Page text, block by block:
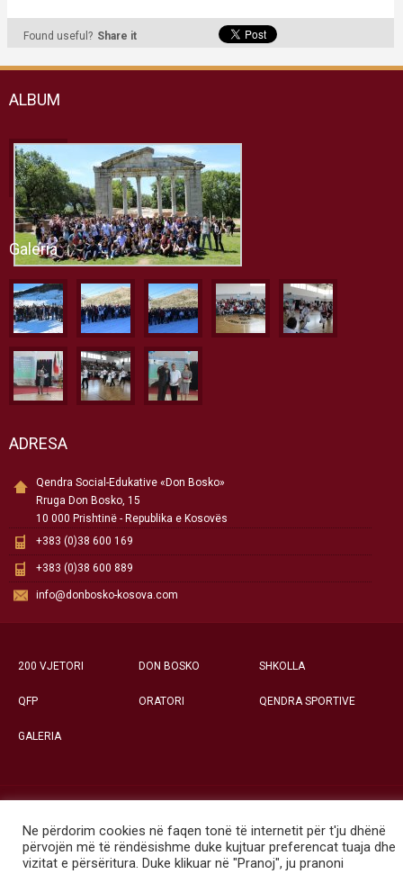
Found useful? Share it
ALBUM
Galeria
ADRESA
Qendra Social-Edukative «Don Bosko»
Rruga Don Bosko, 15
10 000 Prishtinë - Republika e Kosovës
+383 (0)38 600 169
+383 (0)38 600 889
info@donbosko-kosova.com
200 VJETORI DON BOSKO SHKOLLA
QFP ORATORI QENDRA SPORTIVE
GALERIA
Qendra Social-Edukative «Don Bosko» - Prishtinë
Ne përdorim cookies në faqen tonë të internetit për t'ju dhënë
përvojën më të rëndësishme duke kujtuar preferencat tuaja dhe
vizitat e përsëritura. Duke klikuar në "Pranoj", ju pranoni